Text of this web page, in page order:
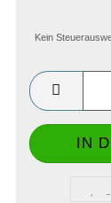
Kein